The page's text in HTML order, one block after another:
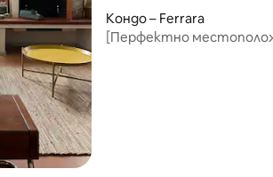
Кондо – Ferrara
[Перфектно